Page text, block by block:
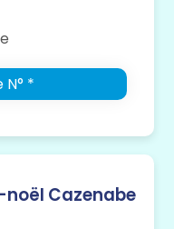
*
Cazenabe